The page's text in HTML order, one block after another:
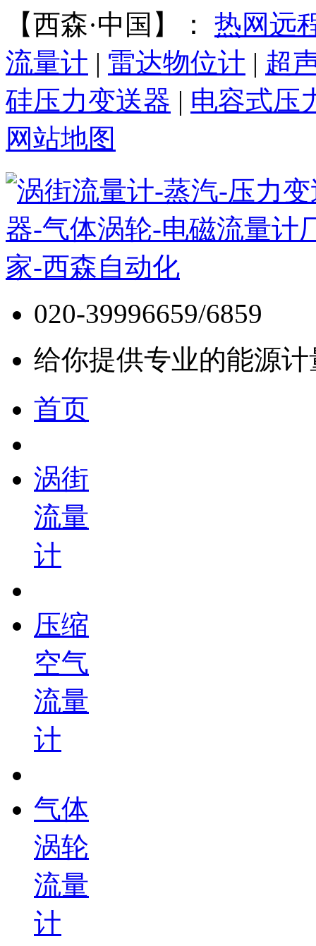
【西森·中国】： 热网远
流量计 | 雷达物位计 | 超
硅压力变送器 | 电容式压
网站地图
020-39996659/6859
给你提供专业的能源
首页
涡街
流量
计
压缩
空气
流量
计
气体
涡轮
流量
计